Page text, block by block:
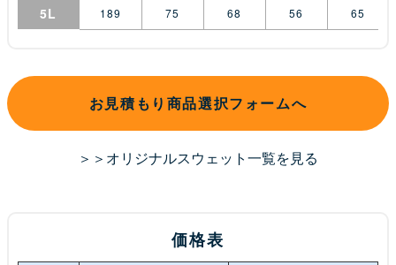
5L 189 75 68 56 65
お見積もり商品選択フォームへ
＞＞オリジナルスウェット一覧を見る
価格表